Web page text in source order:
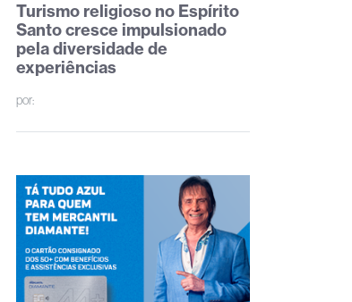
Turismo religioso no Espírito
Santo cresce impulsionado
pela diversidade de
experiências
por: